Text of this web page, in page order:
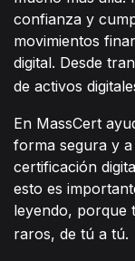
confianza y
movimientos
digital. Desde
de activos
En MassCert
forma segura y
certificación
esto es
leyendo, porque
raros, de tú a tú.